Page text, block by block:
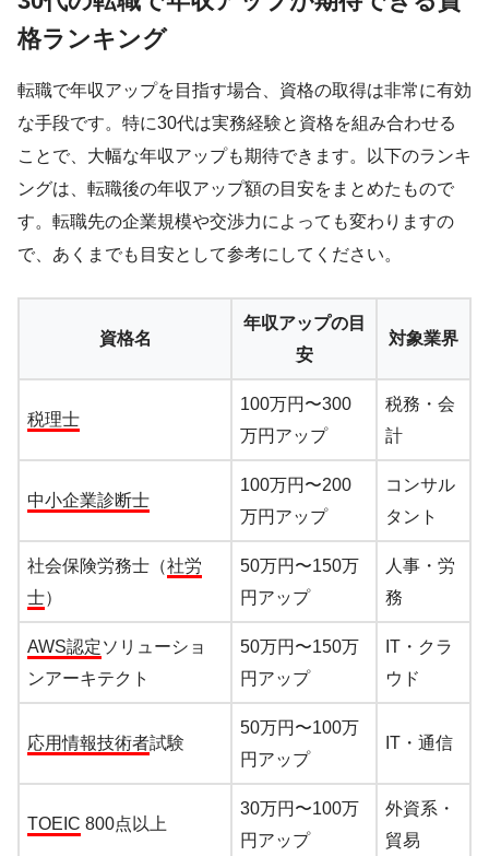
格ランキング
転職で年収アップを目指す場合、資格の取得は非常に有効
な手段です。特に30代は実務経験と資格を組み合わせる
ことで、大幅な年収アップも期待できます。以下のランキ
ングは、転職後の年収アップ額の目安をまとめたもので
す。転職先の企業規模や交渉力によっても変わりますの
で、あくまでも目安として参考にしてください。
資格名
年収アップの目
安
対象業界
税理士
100万円〜300
万円アップ
税務・会
計
中小企業診断士
100万円〜200
万円アップ
コンサル
タント
社会保険労務士（社労
士）
50万円〜150万
円アップ
人事・労
務
AWS認定ソリューショ
ンアーキテクト
50万円〜150万
円アップ
IT・クラ
ウド
応用情報技術者試験
50万円〜100万
円アップ
IT・通信
TOEIC 800点以上
30万円〜100万
円アップ
外資系・
貿易